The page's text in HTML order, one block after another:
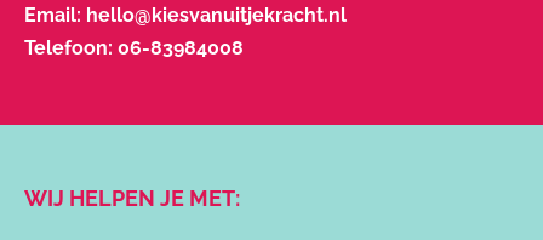
Email: hello@kiesvanuitjekracht.nl
Telefoon: 06-83984008
WIJ HELPEN JE MET: